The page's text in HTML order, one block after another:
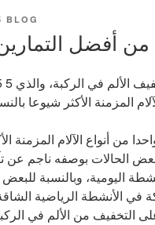
BLOG
من أنواع الآلام المزمنة
الحالات بوصفه ناجم عن
اليومية، وبالنسبة
في الأنشطة الرياضية